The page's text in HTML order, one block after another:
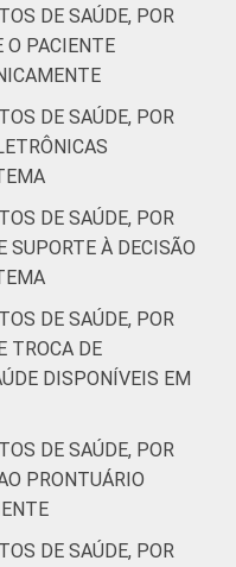
brasileiros – TIC
apresentado se
da alternativa
DE SAÚDE, POR
O PACIENTE
DE SAÚDE, POR
DE SAÚDE, POR
SUPORTE À DECISÃO
DE SAÚDE, POR
TROCA DE
DISPONÍVEIS EM
DE SAÚDE, POR
PRONTUÁRIO
DE SAÚDE, POR